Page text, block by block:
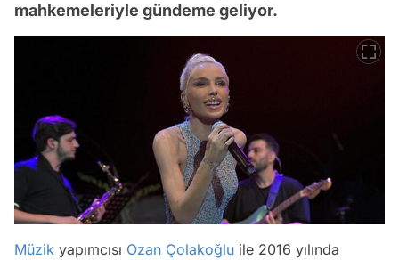
mahkemeleriyle gündeme geliyor.
Müzik yapımcısı Ozan Çolakoğlu ile 2016 yılında